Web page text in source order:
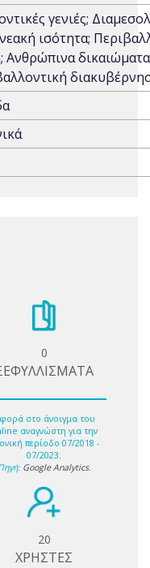
γενιές;
ισότητα;
Ανθρώπινα
0
στο άνοιγμα του
αναγνώστη για την
περίοδο 07/2018 -
07/2023.
Google Analytics.
20
ΧΡΗΣΤΕΣ